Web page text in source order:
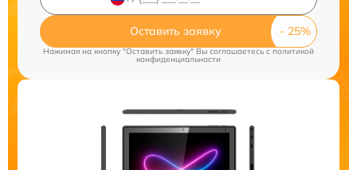
Оставить заявку
Нажимая на кнопку "Оставить заявку" Вы соглашаетесь c политикой
конфиденциальности